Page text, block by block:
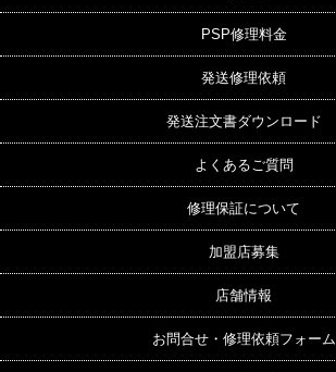
PSP修理料金
発送修理依頼
発送注文書ダウンロード
よくあるご質問
修理保証について
加盟店募集
店舗情報
お問合せ・修理依頼フォーム